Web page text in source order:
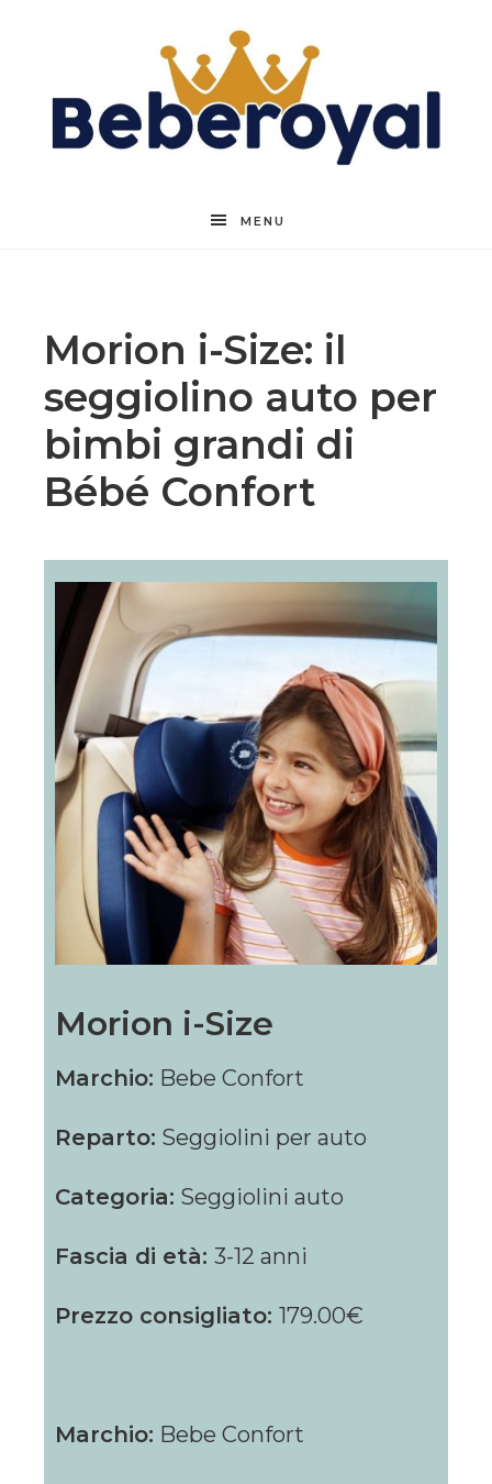
Beberoyal
MENU
Morion i-Size: il
seggiolino auto per
bimbi grandi di
Bébé Confort
Morion i-Size
Marchio: Bebe Confort
Reparto: Seggiolini per auto
Categoria: Seggiolini auto
Fascia di età: 3-12 anni
Prezzo consigliato: 179.00€
Marchio: Bebe Confort